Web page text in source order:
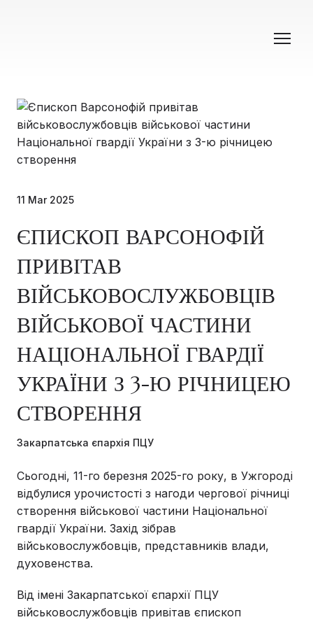
11 Mar 2025
ЄПИСКОП ВАРСОНОФІЙ
ПРИВІТАВ
ВІЙСЬКОВОСЛУЖБОВЦІВ
ВІЙСЬКОВОЇ ЧАСТИНИ
НАЦІОНАЛЬНОЇ ГВАРДІЇ
УКРАЇНИ З 3-Ю РІЧНИЦЕЮ
СТВОРЕННЯ
Закарпатська єпархія ПЦУ
Сьогодні, 11-го березня 2025-го року, в Ужгороді
відбулися урочистості з нагоди чергової річниці
створення військової частини Національної
гвардії України. Захід зібрав
військовослужбовців, представників влади,
духовенства.
Від імені Закарпатської єпархії ПЦУ
військовослужбовців привітав єпископ